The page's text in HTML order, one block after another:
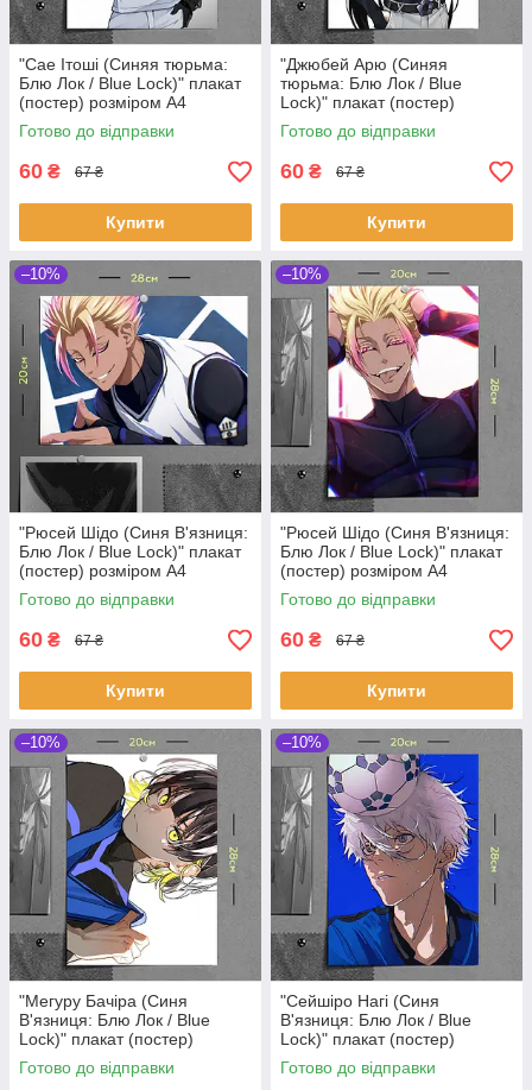
"Сае Ітоші (Синяя тюрьма:
Блю Лок / Blue Lock)" плакат
(постер) розміром А4
(20х28см)
Готово до відправки
60 ₴ 67 ₴
Купити
"Джюбей Арю (Синяя
тюрьма: Блю Лок / Blue
Lock)" плакат (постер)
розміром А4 (20х28см)
Готово до відправки
60 ₴ 67 ₴
Купити
–10%
"Рюсей Шідо (Синя В'язниця:
Блю Лок / Blue Lock)" плакат
(постер) розміром А4
(28х20см)
Готово до відправки
60 ₴ 67 ₴
Купити
–10%
"Рюсей Шідо (Синя В'язниця:
Блю Лок / Blue Lock)" плакат
(постер) розміром А4
(20х28см)
Готово до відправки
60 ₴ 67 ₴
Купити
–10%
"Мегуру Бачіра (Синя
В'язниця: Блю Лок / Blue
Lock)" плакат (постер)
розміром А4 (20х28см)
Готово до відправки
–10%
"Сейшіро Нагі (Синя
В'язниця: Блю Лок / Blue
Lock)" плакат (постер)
розміром А4 (20х28см)
Готово до відправки